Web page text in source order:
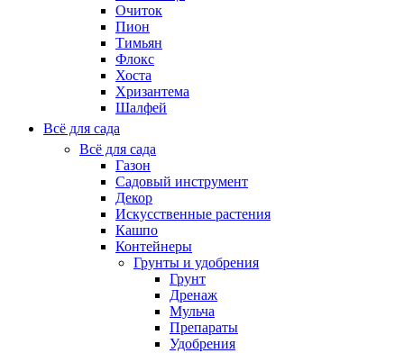
Очиток
Пион
Тимьян
Флокс
Хоста
Хризантема
Шалфей
Всё для сада
Всё для сада
Газон
Садовый инструмент
Декор
Искусственные растения
Кашпо
Контейнеры
Грунты и удобрения
Грунт
Дренаж
Мульча
Препараты
Удобрения